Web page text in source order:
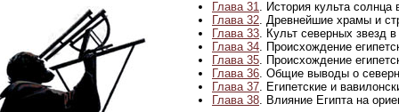
Глава 31
. История культа
Глава 32 . Древнейшие храмы и
Глава 33 . Культ северных звезд
Глава 34 . Происхождение
Глава 35 . Происхождение
Глава 36 . Общие выводы о
Глава 37 . Египетские и
Глава 38 . Влияние Египта на